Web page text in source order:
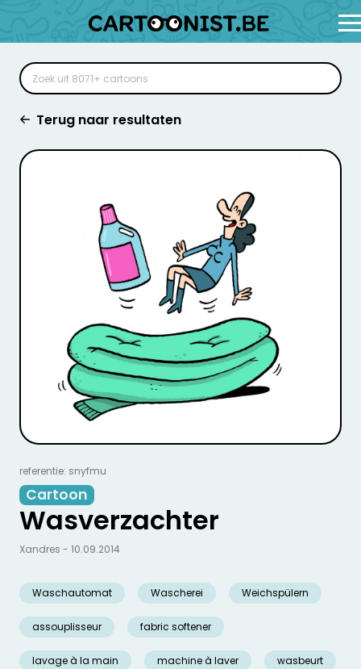
Terug naar resultaten
referentie: snyfmu
Cartoon
Wasverzachter
Waschautomat Wascherei Weichspülern
assouplisseur fabric softener
lavage à la main machine à laver wasbeurt
Xandres - 10.09.2014